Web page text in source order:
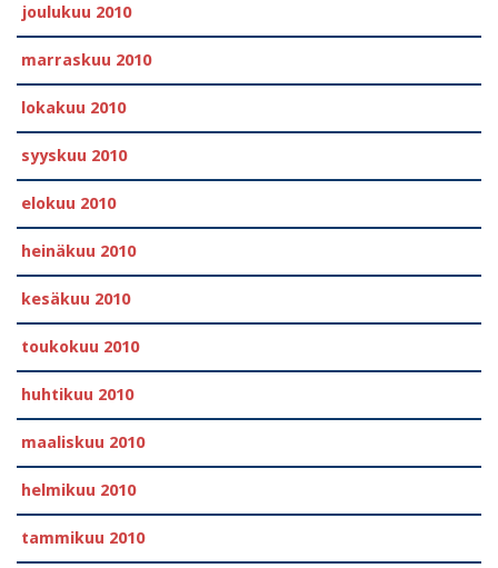
joulukuu 2010
marraskuu 2010
lokakuu 2010
syyskuu 2010
elokuu 2010
heinäkuu 2010
kesäkuu 2010
toukokuu 2010
huhtikuu 2010
maaliskuu 2010
helmikuu 2010
tammikuu 2010